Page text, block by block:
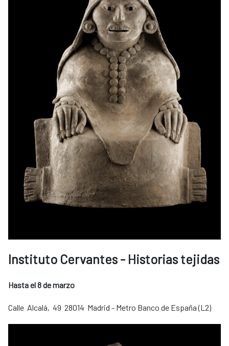
Instituto Cervantes - Historias tejidas
Hasta el 8 de marzo
Calle Alcalá, 49 28014 Madrid - Metro Banco de España (L2)